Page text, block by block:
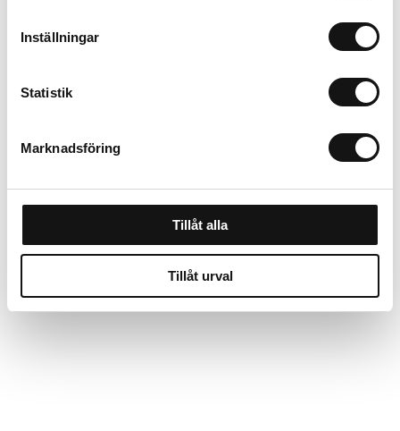
Inställningar
Statistik
Marknadsföring
Tillåt alla
Tillåt urval